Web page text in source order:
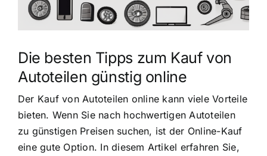
Die besten Tipps zum Kauf von
Autoteilen günstig online
Der Kauf von Autoteilen online kann viele Vorteile
bieten. Wenn Sie nach hochwertigen Autoteilen
zu günstigen Preisen suchen, ist der Online-Kauf
eine gute Option. In diesem Artikel erfahren Sie,